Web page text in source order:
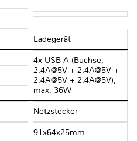
Ladegerät
4x USB-A (Buchse,
2.4A@5V + 2.4A@5V +
2.4A@5V + 2.4A@5V),
max. 36W
Netzstecker
91x64x25mm